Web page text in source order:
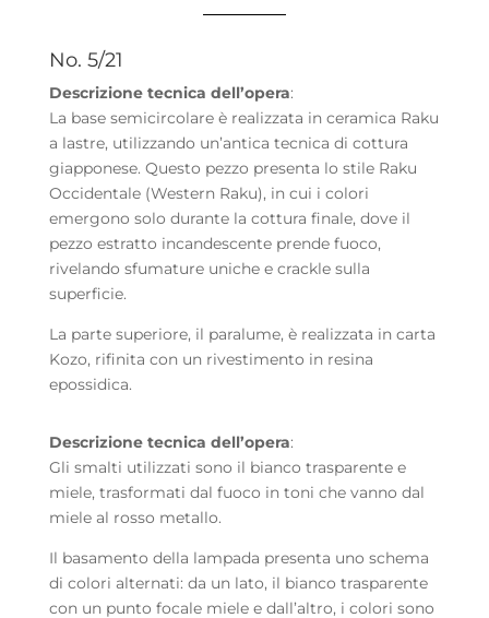
No. 5/21
Descrizione tecnica dell’opera:
La base semicircolare è realizzata in ceramica Raku
a lastre, utilizzando un’antica tecnica di cottura
giapponese. Questo pezzo presenta lo stile Raku
Occidentale (Western Raku), in cui i colori
emergono solo durante la cottura finale, dove il
pezzo estratto incandescente prende fuoco,
rivelando sfumature uniche e crackle sulla
superficie.
La parte superiore, il paralume, è realizzata in carta
Kozo, rifinita con un rivestimento in resina
epossidica.
Descrizione tecnica dell’opera:
Gli smalti utilizzati sono il bianco trasparente e
miele, trasformati dal fuoco in toni che vanno dal
miele al rosso metallo.
Il basamento della lampada presenta uno schema
di colori alternati: da un lato, il bianco trasparente
con un punto focale miele e dall’altro, i colori sono